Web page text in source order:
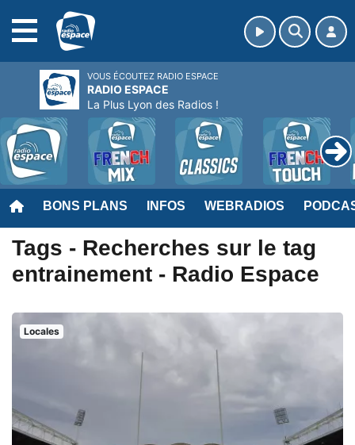
BONS PLANS INFOS WEBRADIOS
Tags - Recherches sur le tag
entrainement - Radio Espace
Locales
VOUS ÉCOUTEZ RADIO ESPACE
RADIO ESPACE
La Plus Lyon des Radios !